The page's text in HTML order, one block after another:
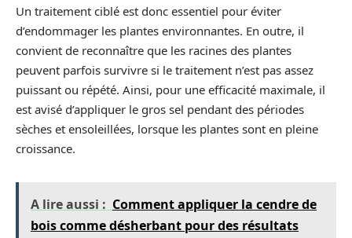
Un traitement ciblé est donc essentiel pour éviter
d’endommager les plantes environnantes. En outre, il
convient de reconnaître que les racines des plantes
peuvent parfois survivre si le traitement n’est pas assez
puissant ou répété. Ainsi, pour une efficacité maximale, il
est avisé d’appliquer le gros sel pendant des périodes
sèches et ensoleillées, lorsque les plantes sont en pleine
croissance.
A lire aussi : Comment appliquer la cendre de
bois comme désherbant pour des résultats